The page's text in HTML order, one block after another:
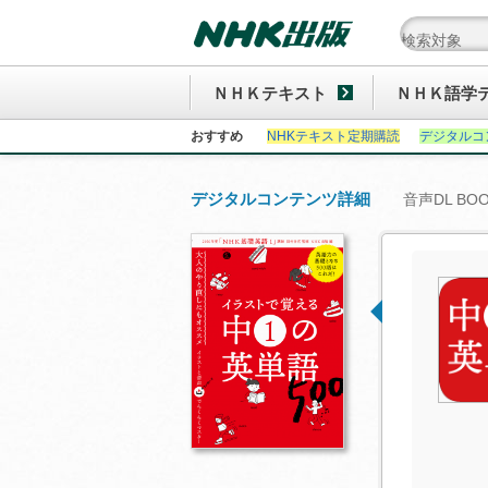
ＮＨＫテキスト ＮＨＫ語学
おすすめ NHKテキスト定期購読 デジタル
デジタルコンテンツ詳細 音声DL